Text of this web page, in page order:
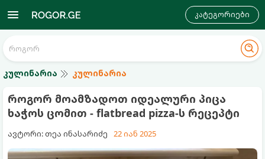
კატეგორიები
კულინარია კულინარია
როგორ მოამზადოთ იდეალური პიცა
ხაჭოს ცომით - flatbread pizza-ს რეცეპტი
ავტორი: თეა ინასარიძე 22 იან 2025